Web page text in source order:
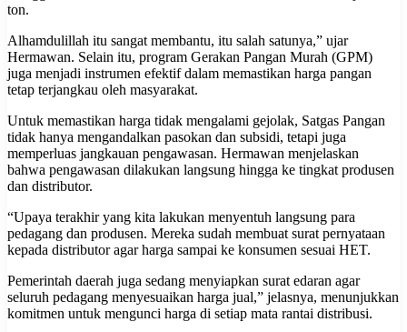
ton.
Alhamdulillah itu sangat membantu, itu salah satunya,” ujar
Hermawan. Selain itu, program Gerakan Pangan Murah (GPM)
juga menjadi instrumen efektif dalam memastikan harga pangan
tetap terjangkau oleh masyarakat.
Untuk memastikan harga tidak mengalami gejolak, Satgas Pangan
tidak hanya mengandalkan pasokan dan subsidi, tetapi juga
memperluas jangkauan pengawasan. Hermawan menjelaskan
bahwa pengawasan dilakukan langsung hingga ke tingkat produsen
dan distributor.
“Upaya terakhir yang kita lakukan menyentuh langsung para
pedagang dan produsen. Mereka sudah membuat surat pernyataan
kepada distributor agar harga sampai ke konsumen sesuai HET.
Pemerintah daerah juga sedang menyiapkan surat edaran agar
seluruh pedagang menyesuaikan harga jual,” jelasnya, menunjukkan
komitmen untuk mengunci harga di setiap mata rantai distribusi.